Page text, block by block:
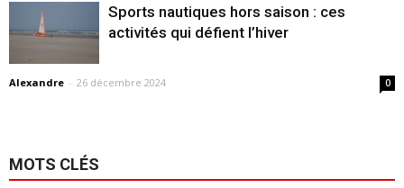
Sports nautiques hors saison : ces
activités qui défient l’hiver
Alexandre - 26 décembre 2024 0
MOTS CLÉS